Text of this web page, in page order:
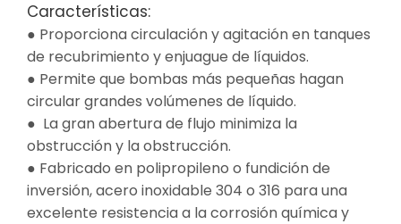
Características:
● Proporciona circulación y agitación en tanques
de recubrimiento y enjuague de líquidos.
● Permite que bombas más pequeñas hagan
circular grandes volúmenes de líquido.
● La gran abertura de flujo minimiza la
obstrucción y la obstrucción.
● Fabricado en polipropileno o fundición de
inversión, acero inoxidable 304 o 316 para una
excelente resistencia a la corrosión química y